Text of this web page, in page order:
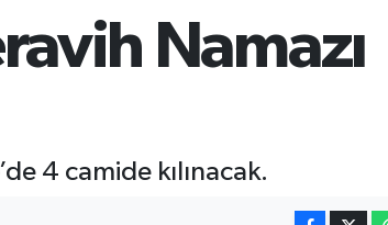
13.703 %11
64.927,78 %1.32
Namazı
4 camide kılınacak.